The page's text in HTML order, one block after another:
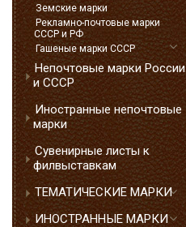
Земские марки
Рекламно-почтовые марки
СССР и РФ
Гашеные марки СССР
Непочтовые марки России
и СССР
Иностранные непочтовые
марки
Сувенирные листы к
филвыставкам
ТЕМАТИЧЕСКИЕ МАРКИ
ИНОСТРАННЫЕ МАРКИ